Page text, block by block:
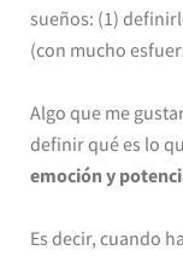
sueños: (1)
(con mucho
Algo que me
definir qué es lo
emoción y
Es decir, cuando